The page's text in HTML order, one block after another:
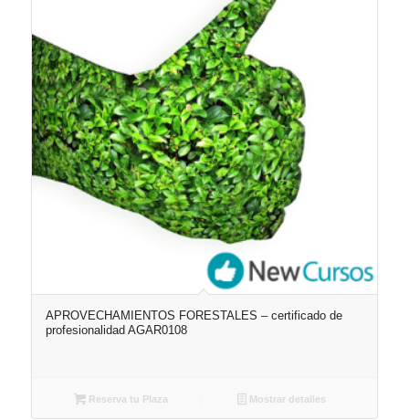
APROVECHAMIENTOS FORESTALES – certificado de
profesionalidad AGAR0108
Reserva tu Plaza Mostrar detalles